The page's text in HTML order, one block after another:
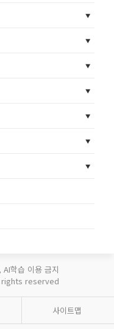
학습 이용 금지
rights reserved
사이트맵